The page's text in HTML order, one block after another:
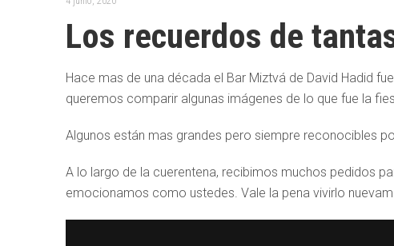
Los recuerdos de
Hace mas de una década el Bar Miztvá de David Hadid
queremos comparir algunas imágenes de lo que fue la
Algunos están mas grandes pero siempre reconocibles
A lo largo de la cuerentena, recibimos muchos pedidos
emocionamos como ustedes. Vale la pena vivirlo